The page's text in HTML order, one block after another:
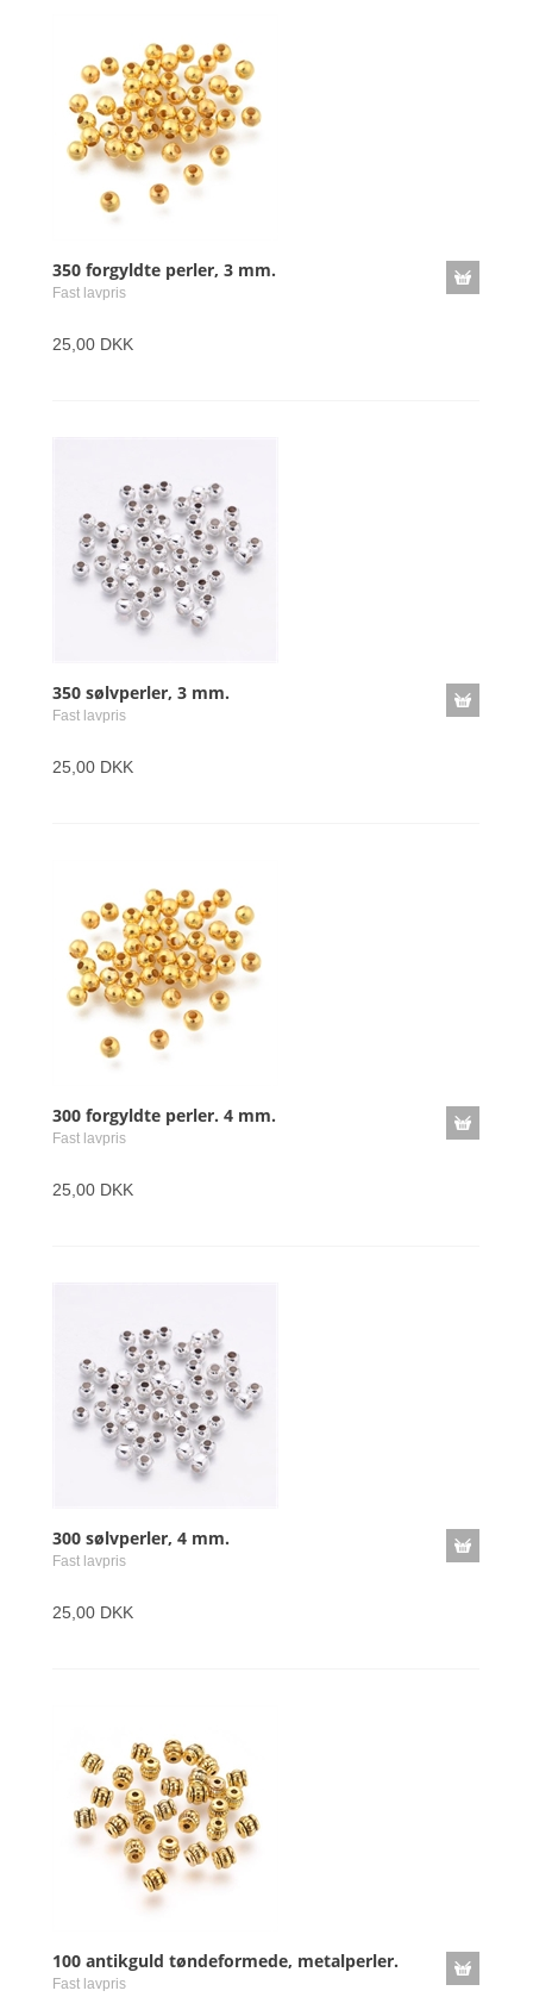
350 forgyldte perler, 3 mm.
Fast lavpris
25,00 DKK
350 sølvperler, 3 mm.
Fast lavpris
25,00 DKK
300 forgyldte perler. 4 mm.
Fast lavpris
25,00 DKK
300 sølvperler, 4 mm.
Fast lavpris
25,00 DKK
100 antikguld tøndeformede, metalperler.
Fast lavpris